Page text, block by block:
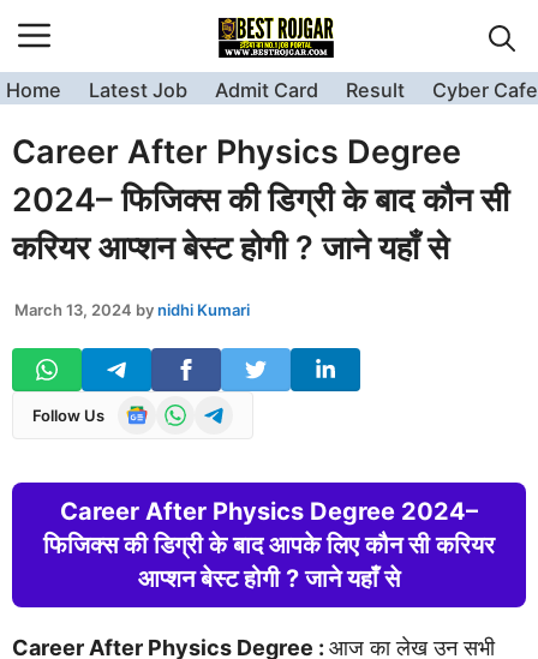
to
content
Home Latest Job Admit Card Result Cyber Cafe
Career After Physics Degree
2024– फिजिक्स की डिग्री के बाद कौन सी
करियर आप्शन बेस्ट होगी ? जाने यहाँ से
March 13, 2024 bynidhi Kumari
Follow Us
Career After Physics Degree 2024–
फिजिक्स की डिग्री के बाद आपके लिए कौन सी करियर
आप्शन बेस्ट होगी ? जाने यहाँ से
Career After Physics Degree : आज का लेख उन सभी